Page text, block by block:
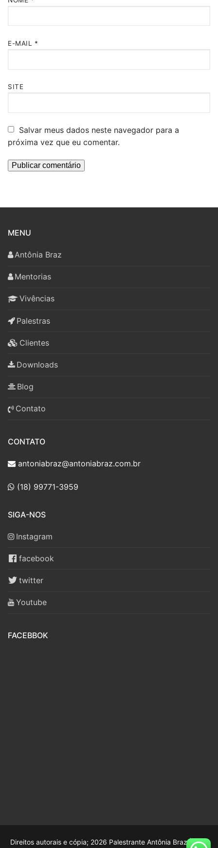
E-MAIL *
SITE
Salvar meus dados neste navegador para a
próxima vez que eu comentar.
MENU
Antônia Braz
Mentorias
Vivências
Palestras
Clientes
Downloads
Blog
Contato
CONTATO
antoniabraz@antoniabraz.com.br
(18) 99771-3959
SIGA-NOS
Instagram
facebook
twitter
Youtube
FACEBBOK
Direitos autorais e cópia; 2026 Palestrante Antônia Braz |Web